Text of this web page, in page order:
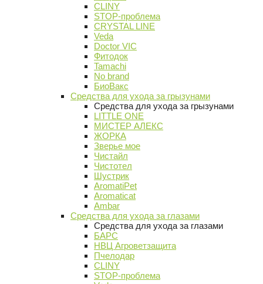
CLINY
STOP-проблема
CRYSTAL LINE
Veda
Doctor VIC
Фитодок
Tamachi
No brand
БиоВакс
Средства для ухода за грызунами
Средства для ухода за грызунами
LITTLE ONE
МИСТЕР АЛЕКС
ЖОРКА
Зверье мое
Чистайл
Чистотел
Шустрик
AromatiPet
Aromaticat
Ambar
Средства для ухода за глазами
Средства для ухода за глазами
БАРС
НВЦ Агроветзащита
Пчелодар
CLINY
STOP-проблема